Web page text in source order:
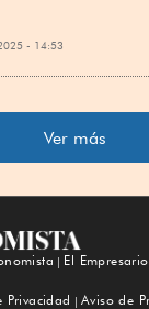
- 14:53
Ver más
El Empresario
Privacidad
Aviso de